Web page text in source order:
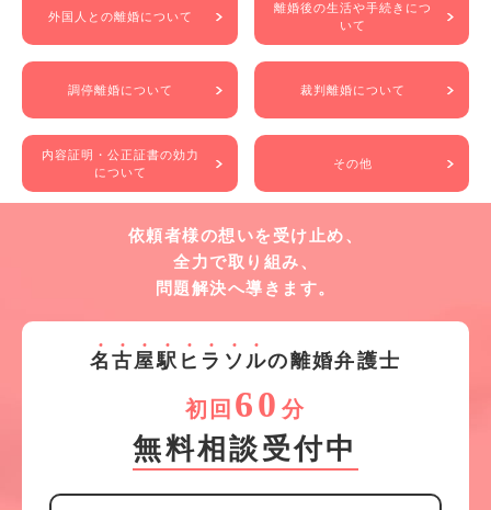
外国人との離婚について
離婚後の生活や手続きにつ
いて
調停離婚について 裁判離婚について
内容証明・公正証書の効力
について
その他
依頼者様の想いを受け止め、
全力で取り組み、
問題解決へ導きます。
名 古屋駅 ヒ ラ ソルの離婚弁護士
初回 60 分
無料相談受付中